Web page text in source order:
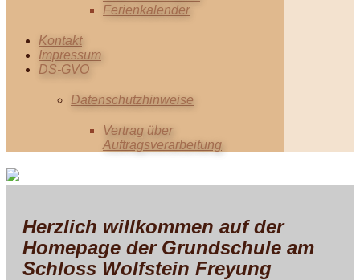
Ferienkalender
Kontakt
Impressum
DS-GVO
Datenschutzhinweise
Vertrag über
Auftragsverarbeitung
Herzlich willkommen auf der
Homepage der Grundschule am
Schloss Wolfstein Freyung